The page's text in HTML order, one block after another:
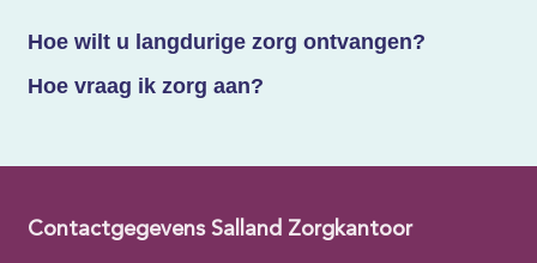
Hoe wilt u langdurige zorg ontvangen?
Hoe vraag ik zorg aan?
Contactgegevens Salland Zorgkantoor